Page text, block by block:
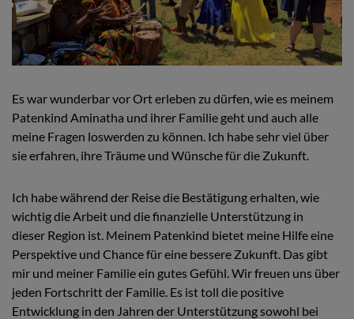
Es war wunderbar vor Ort erleben zu dürfen, wie es meinem
Patenkind Aminatha und ihrer Familie geht und auch alle
meine Fragen loswerden zu können. Ich habe sehr viel über
sie erfahren, ihre Träume und Wünsche für die Zukunft.
Ich habe während der Reise die Bestätigung erhalten, wie
wichtig die Arbeit und die finanzielle Unterstützung in
dieser Region ist. Meinem Patenkind bietet meine Hilfe eine
Perspektive und Chance für eine bessere Zukunft. Das gibt
mir und meiner Familie ein gutes Gefühl. Wir freuen uns über
jeden Fortschritt der Familie. Es ist toll die positive
Entwicklung in den Jahren der Unterstützung sowohl bei